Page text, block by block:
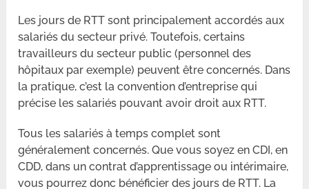
Les jours de RTT sont principalement accordés aux
salariés du secteur privé. Toutefois, certains
travailleurs du secteur public (personnel des
hôpitaux par exemple) peuvent être concernés. Dans
la pratique, c’est la convention d’entreprise qui
précise les salariés pouvant avoir droit aux RTT.
Tous les salariés à temps complet sont
généralement concernés. Que vous soyez en CDI, en
CDD, dans un contrat d’apprentissage ou intérimaire,
vous pourrez donc bénéficier des jours de RTT. La